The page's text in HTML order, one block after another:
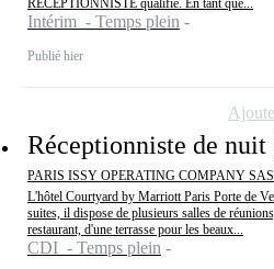
Intérim - Temps plein
Publié hier
Réceptionniste de nuit
PARIS ISSY OPERATING COMPANY
L'hôtel Courtyard by Marriott Paris Porte de
suites, il dispose de plusieurs salles de
restaurant, d'une terrasse pour les beaux...
CDI - Temps plein